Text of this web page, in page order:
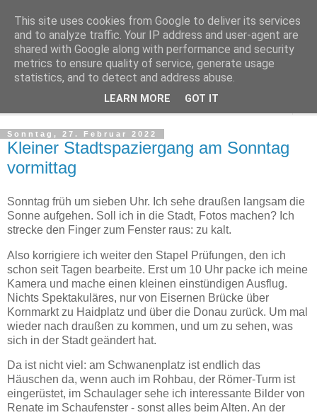
Regensburger Tagebuch
Notizen aus der nördlichsten Stadt Italiens
Sonntag, 27. Februar 2022
Kleiner Stadtspaziergang am Sonntag
vormittag
Sonntag früh um sieben Uhr. Ich sehe draußen langsam die
Sonne aufgehen. Soll ich in die Stadt, Fotos machen? Ich
strecke den Finger zum Fenster raus: zu kalt.
Also korrigiere ich weiter den Stapel Prüfungen, den ich
schon seit Tagen bearbeite. Erst um 10 Uhr packe ich meine
Kamera und mache einen kleinen einstündigen Ausflug.
Nichts Spektakuläres, nur von Eisernen Brücke über
Kornmarkt zu Haidplatz und über die Donau zurück. Um mal
wieder nach draußen zu kommen, und um zu sehen, was
sich in der Stadt geändert hat.
Da ist nicht viel: am Schwanenplatz ist endlich das
Häuschen da, wenn auch im Rohbau, der Römer-Turm ist
eingerüstet, im Schaulager sehe ich interessante Bilder von
Renate im Schaufenster - sonst alles beim Alten. An der
This site uses cookies from Google to deliver its services
and to analyze traffic. Your IP address and user-agent are
shared with Google along with performance and security
metrics to ensure quality of service, generate usage
statistics, and to detect and address abuse.
LEARN MORE GOT IT